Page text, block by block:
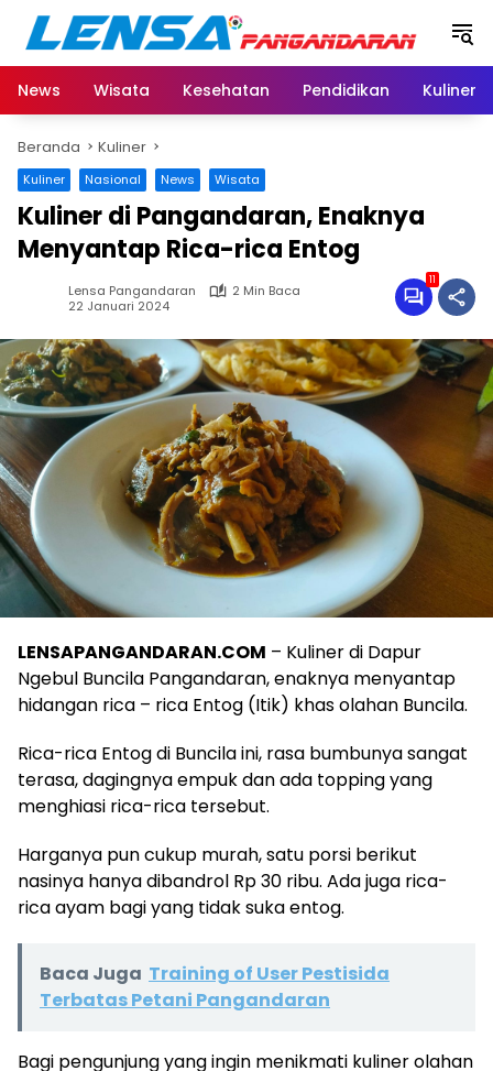
Langsung
konten
News
Wisata Kesehatan Pendidikan Kuliner
Beranda Kuliner
Kuliner Nasional News Wisata
Kuliner di Pangandaran, Enaknya
Menyantap Rica-rica Entog
Lensa Pangandaran
2 Min Baca
22 Januari 2024
11
LENSAPANGANDARAN.COM – Kuliner di Dapur
Ngebul Buncila Pangandaran, enaknya menyantap
hidangan rica – rica Entog (Itik) khas olahan Buncila.
Rica-rica Entog di Buncila ini, rasa bumbunya sangat
terasa, dagingnya empuk dan ada topping yang
menghiasi rica-rica tersebut.
Harganya pun cukup murah, satu porsi berikut
nasinya hanya dibandrol Rp 30 ribu. Ada juga rica-
rica ayam bagi yang tidak suka entog.
Baca Juga Training of User Pestisida
Terbatas Petani Pangandaran
Bagi pengunjung yang ingin menikmati kuliner olahan